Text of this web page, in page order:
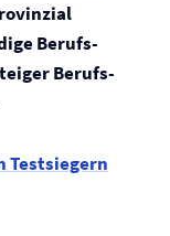
Berufs­
Berufs­
Testsiegern